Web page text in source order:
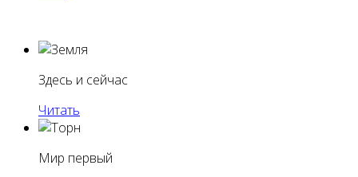
Здесь и сейчас
Читать
Мир первый